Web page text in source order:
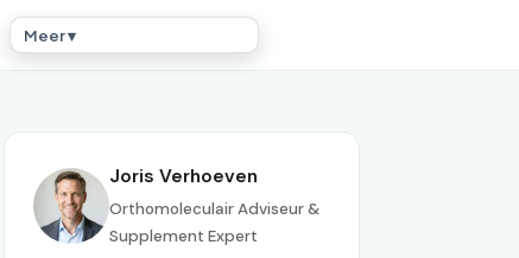
Meer ▾
Joris Verhoeven
Orthomoleculair Adviseur &
Supplement Expert